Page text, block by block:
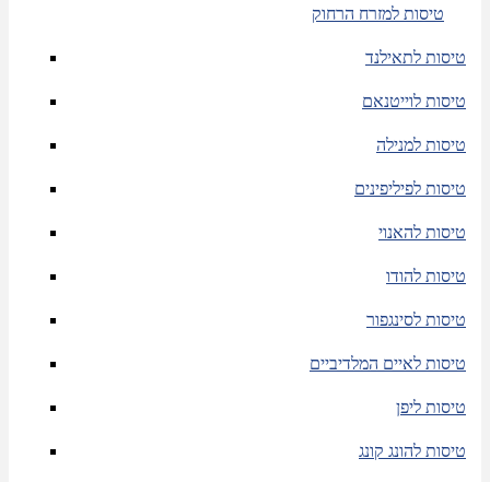
טיסות למזרח הרחוק
טיסות לתאילנד
טיסות לוייטנאם
טיסות למנילה
טיסות לפיליפינים
טיסות להאנוי
טיסות להודו
טיסות לסינגפור
טיסות לאיים המלדיביים
טיסות ליפן
טיסות להונג קונג